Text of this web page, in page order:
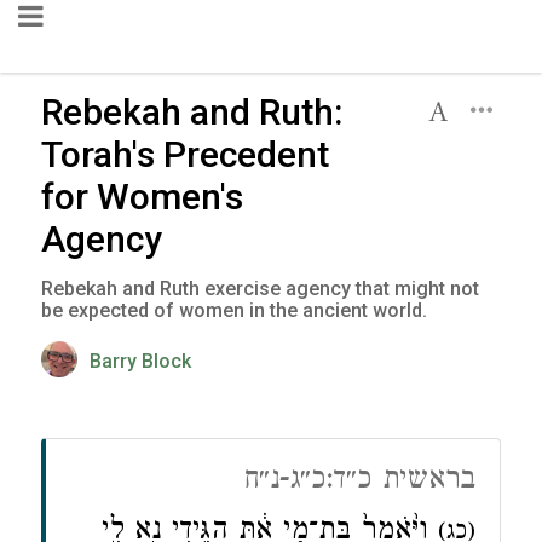
Rebekah and Ruth:
Torah's Precedent
for Women's
Agency
Rebekah and Ruth exercise agency that might not
be expected of women in the ancient world.
Barry Block
בראשית כ״ד:כ״ג-נ״ח
(כג) וַיֹּ֙אמֶר֙ בַּת־מִ֣י אַ֔תְּ הַגִּ֥ידִי נָ֖א לִ֑י